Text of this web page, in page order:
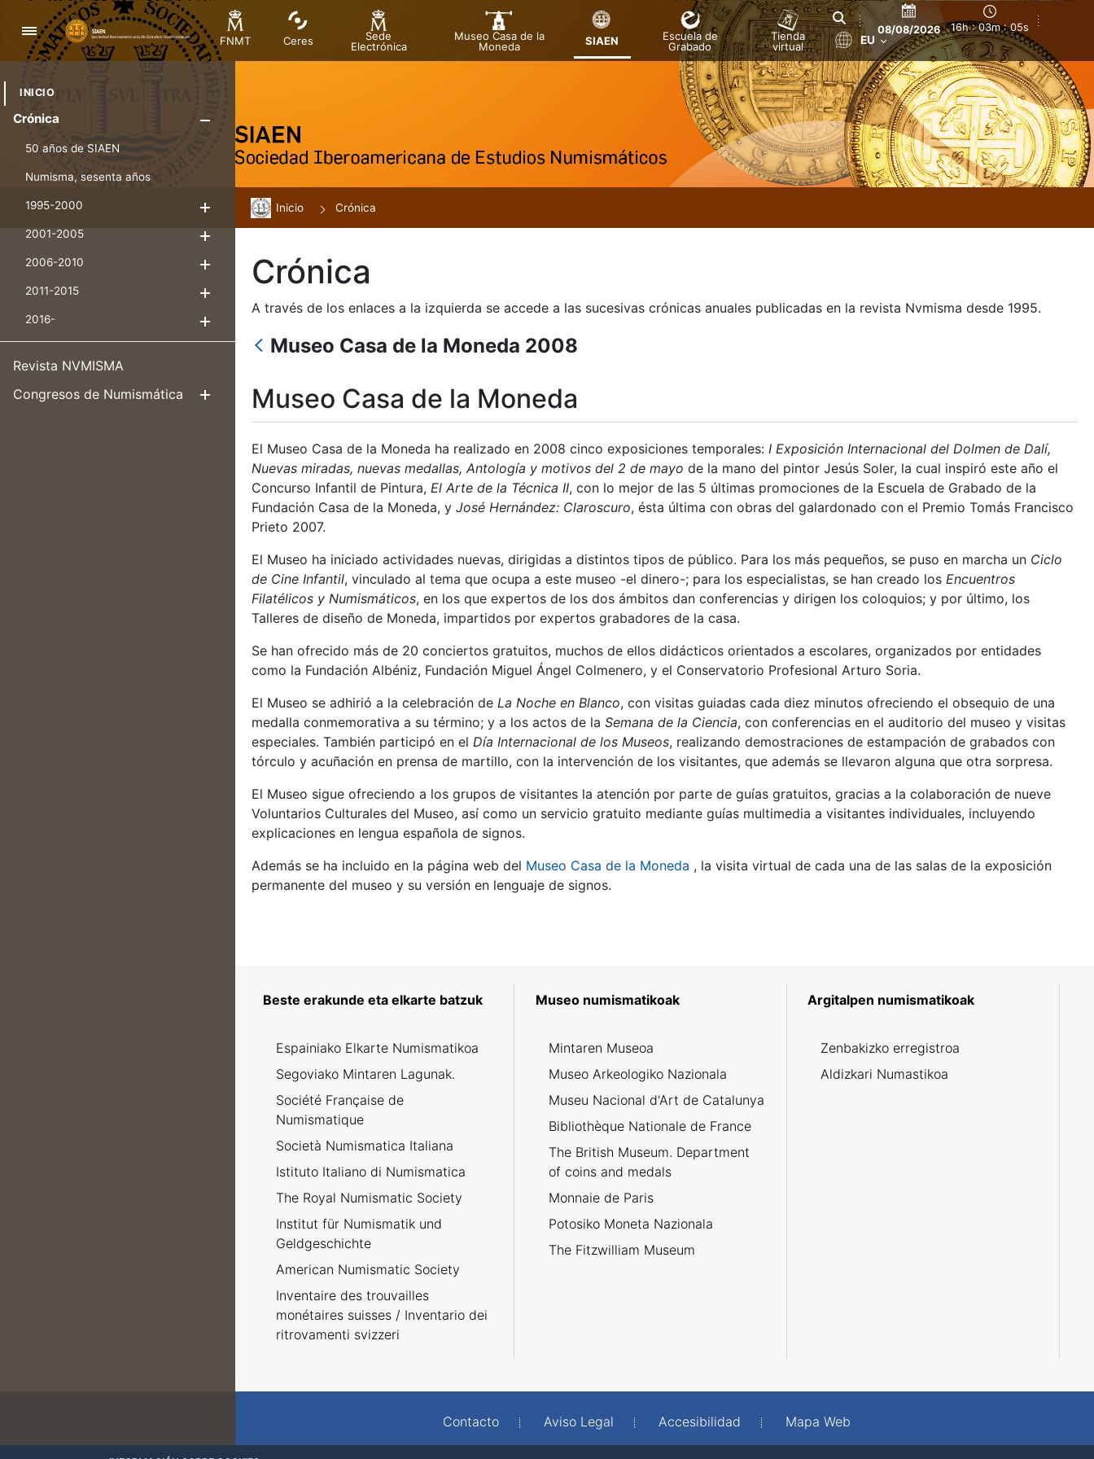
Nabigazioa
FNMT Ceres
Sede
Electrónica
Museo Casa de la
Moneda
SIAEN
Escuela de
Grabado
Tienda
virtual
08/08/2026 16h : 03m : 05s
EU
INICIO
Crónica
50 años de SIAEN
Numisma, sesenta años
1995-2000
Erakutsi/Ezkutatu
2001-2005
2006-2010
Erakutsi/Ezkutatu
2011-2015
2016-
Revista NVMISMA
Congresos de Numismática
Erakutsi/Ezkutatu
Inicio Crónica
Crónica
A través de los enlaces a la izquierda se accede a las sucesivas crónicas anuales publicadas en la revista Nvmisma desde 1995.
Museo Casa de la Moneda 2008
Museo Casa de la Moneda
El Museo Casa de la Moneda ha realizado en 2008 cinco exposiciones temporales: I Exposición Internacional del Dolmen de Dalí,
Nuevas miradas, nuevas medallas, Antología y motivos del 2 de mayo de la mano del pintor Jesús Soler, la cual inspiró este año el
Concurso Infantil de Pintura, El Arte de la Técnica II, con lo mejor de las 5 últimas promociones de la Escuela de Grabado de la
Fundación Casa de la Moneda, y José Hernández: Claroscuro, ésta última con obras del galardonado con el Premio Tomás Francisco
Prieto 2007.
El Museo ha iniciado actividades nuevas, dirigidas a distintos tipos de público. Para los más pequeños, se puso en marcha un Ciclo
de Cine Infantil, vinculado al tema que ocupa a este museo -el dinero-; para los especialistas, se han creado los Encuentros
Filatélicos y Numismáticos, en los que expertos de los dos ámbitos dan conferencias y dirigen los coloquios; y por último, los
Talleres de diseño de Moneda, impartidos por expertos grabadores de la casa.
Se han ofrecido más de 20 conciertos gratuitos, muchos de ellos didácticos orientados a escolares, organizados por entidades
como la Fundación Albéniz, Fundación Miguel Ángel Colmenero, y el Conservatorio Profesional Arturo Soria.
El Museo se adhirió a la celebración de La Noche en Blanco, con visitas guiadas cada diez minutos ofreciendo el obsequio de una
medalla conmemorativa a su término; y a los actos de la Semana de la Ciencia, con conferencias en el auditorio del museo y visitas
especiales. También participó en el Día Internacional de los Museos, realizando demostraciones de estampación de grabados con
tórculo y acuñación en prensa de martillo, con la intervención de los visitantes, que además se llevaron alguna que otra sorpresa.
El Museo sigue ofreciendo a los grupos de visitantes la atención por parte de guías gratuitos, gracias a la colaboración de nueve
Voluntarios Culturales del Museo, así como un servicio gratuito mediante guías multimedia a visitantes individuales, incluyendo
explicaciones en lengua española de signos.
Además se ha incluido en la página web del Museo Casa de la Moneda , la visita virtual de cada una de las salas de la exposición
permanente del museo y su versión en lenguaje de signos.
Beste erakunde eta elkarte batzuk
Espainiako Elkarte Numismatikoa
Segoviako Mintaren Lagunak.
Société Française de
Numismatique
Società Numismatica Italiana
Istituto Italiano di Numismatica
The Royal Numismatic Society
Institut für Numismatik und
Geldgeschichte
American Numismatic Society
Inventaire des trouvailles
monétaires suisses / Inventario dei
ritrovamenti svizzeri
Museo numismatikoak
Mintaren Museoa
Museo Arkeologiko Nazionala
Museu Nacional d'Art de Catalunya
Bibliothèque Nationale de France
The British Museum. Department
of coins and medals
Monnaie de Paris
Potosiko Moneta Nazionala
The Fitzwilliam Museum
Argitalpen numismatikoak
Zenbakizko erregistroa
Aldizkari Numastikoa
Contacto Aviso Legal Accesibilidad Mapa Web